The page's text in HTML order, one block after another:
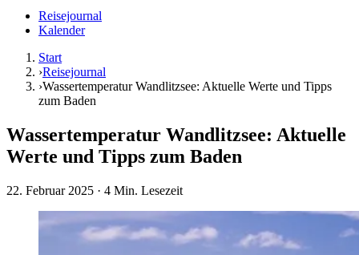
Reisejournal
Kalender
Start
›Reisejournal
›Wassertemperatur Wandlitzsee: Aktuelle Werte und Tipps
zum Baden
Wassertemperatur Wandlitzsee: Aktuelle
Werte und Tipps zum Baden
22. Februar 2025 · 4 Min. Lesezeit